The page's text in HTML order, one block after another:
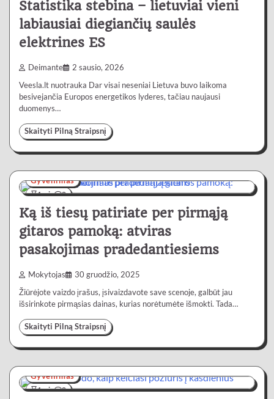
Statistika stebina – lietuviai vieni
labiausiai diegiančių saulės
elektrines ES
Deimante 2 sausio, 2026
Veesla.lt nuotrauka Dar visai neseniai Lietuva buvo laikoma
besivejančia Europos energetikos lyderes, tačiau naujausi
duomenys…
Skaityti Pilną Straipsnį
4 min 0
Gyvenimas
Ką iš tiesų patiriate per pirmąją
gitaros pamoką: atviras
pasakojimas pradedantiesiems
Mokytojas 30 gruodžio, 2025
Žiūrėjote vaizdo įrašus, įsivaizdavote save scenoje, galbūt jau
išsirinkote pirmąsias dainas, kurias norėtumėte išmokti. Tada…
Skaityti Pilną Straipsnį
4 min 0
Gyvenimas